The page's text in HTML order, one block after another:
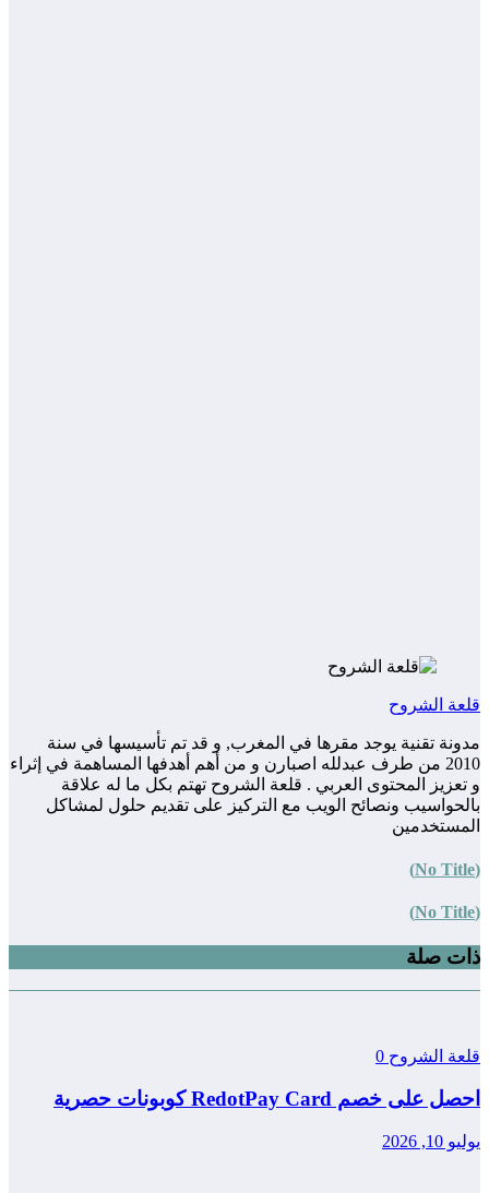
قلعة الشروح
مدونة تقنية يوجد مقرها في المغرب, و قد تم تأسيسها في سنة
2010 من طرف عبدلله اصبارن و من أهم أهدفها المساهمة في إثراء
و تعزيز المحتوى العربي . قلعة الشروح تهتم بكل ما له علاقة
بالحواسيب ونصائح الويب مع التركيز على تقديم حلول لمشاكل
المستخدمين
(No Title)
(No Title)
ذات صلة
قلعة الشروح 0
احصل على خصم RedotPay Card كوبونات حصرية
يوليو 10, 2026